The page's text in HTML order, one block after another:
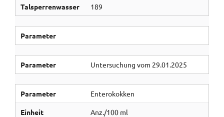
Talsperrenwasser 189
Parameter
Parameter Untersuchung vom 29.01.2025
Parameter Enterokokken
Einheit Anz./100 ml